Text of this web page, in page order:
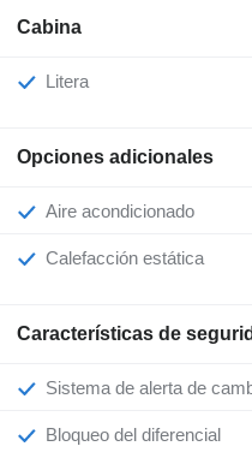
Cabina
Litera
Opciones adicionales
Aire acondicionado
Calefacción estática
Características de
Sistema de alerta de
Bloqueo del diferencial